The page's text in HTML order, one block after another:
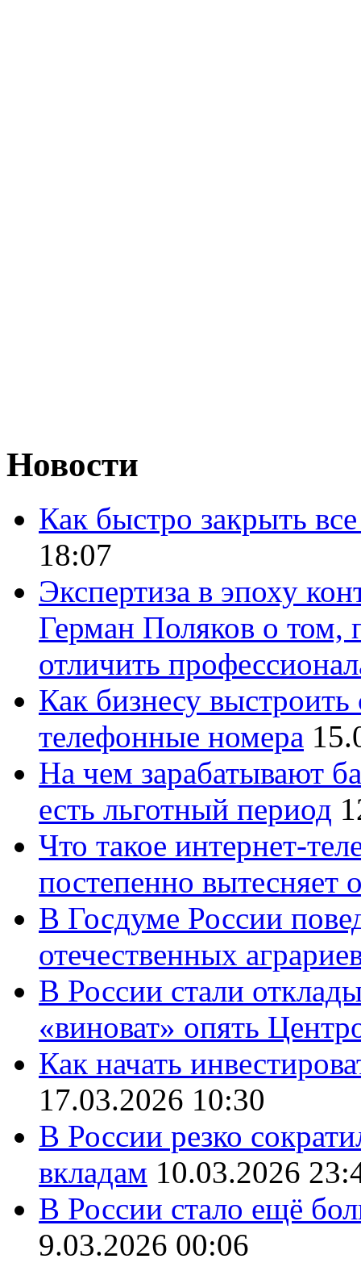
Новости
Как быстро закрыть
18:07
Экспертиза в эпоху
Герман Поляков о том,
отличить
Как бизнесу
телефонные номера
На чем зарабатывают
есть льготный период
Что такое интернет-
постепенно вытесняет
В Госдуме России
отечественных
В России стали
«виноват» опять
Как начать
17.03.2026 10:30
В России резко
вкладам 10.03.2026
В России стало ещё
9.03.2026 00:06